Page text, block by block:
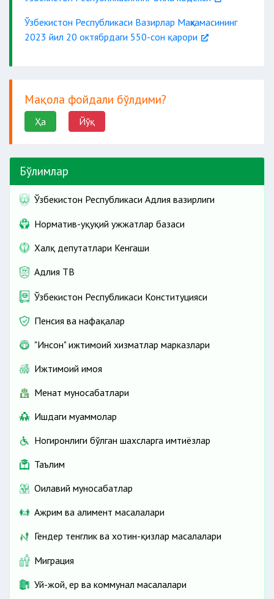
Ўзбекистон Республикаси Вазирлар Маҳкамасининг
2023 йил 20 октябрдаги 550-сон қарори
Мақола фойдали бўлдими?
Ҳа Йўқ
Бўлимлар
Ўзбекистон Республикаси Адлия вазирлиги
Норматив-ҳуқуқий ҳужжатлар базаси
Халқ депутатлари Кенгаши
Адлия ТВ
Ўзбекистон Республикаси Конституцияси
Пенсия ва нафақалар
"Инсон" ижтимоий хизматлар марказлари
Ижтимоий ҳимоя
Меҳнат муносабатлари
Ишдаги муаммолар
Ногиронлиги бўлган шахсларга имтиёзлар
Таълим
Оилавий муносабатлар
Ажрим ва алимент масалалари
Гендер тенглик ва хотин-қизлар масалалари
Миграция
Уй-жой, ер ва коммунал масалалари